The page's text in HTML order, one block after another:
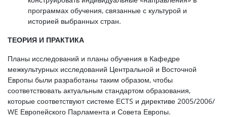
программах обучения, связанные с культурой и
историей выбранных стран.
ТЕОРИЯ И ПРАКТИКА
Планы исследований и планы обучения в Кафедре
межкультурных исследований Центральной и Восточной
Европы были разработаны таким образом, чтобы
соответствовать актуальным стандартом образования,
которые соответствуют системе ЕCTS и директиве 2005/2006/
WE Европейского Парламента и Совета Европы.